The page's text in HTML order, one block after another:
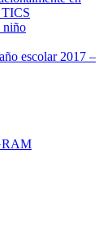
TICS
niño
escolar 2017 –